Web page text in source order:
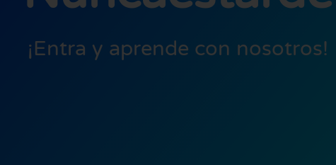
¡Entra y aprende con nosotros!